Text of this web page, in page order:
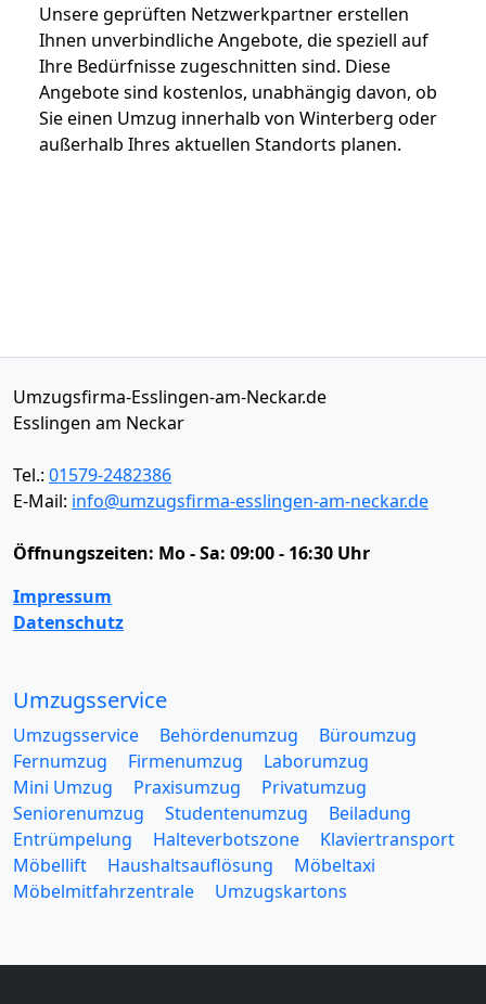
Unsere geprüften Netzwerkpartner erstellen
Ihnen unverbindliche Angebote, die speziell auf
Ihre Bedürfnisse zugeschnitten sind. Diese
Angebote sind kostenlos, unabhängig davon, ob
Sie einen Umzug innerhalb von Winterberg oder
außerhalb Ihres aktuellen Standorts planen.
Umzugsfirma-Esslingen-am-Neckar.de
Esslingen am Neckar
Tel.: 01579-2482386
E-Mail: info@umzugsfirma-esslingen-am-neckar.de
Öffnungszeiten: Mo - Sa: 09:00 - 16:30 Uhr
Impressum
Datenschutz
Umzugsservice
Umzugsservice Behördenumzug
Büroumzug
Fernumzug
Firmenumzug
Laborumzug
Mini Umzug
Praxisumzug
Privatumzug
Seniorenumzug
Studentenumzug
Beiladung
Entrümpelung
Halteverbotszone
Klaviertransport
Möbellift
Haushaltsauflösung
Möbeltaxi
Möbelmitfahrzentrale
Umzugskartons